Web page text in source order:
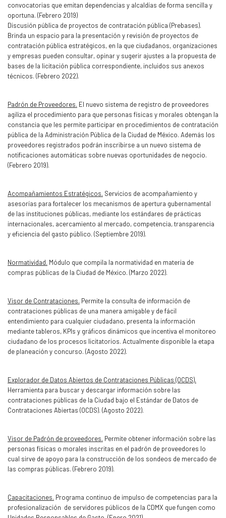
convocatorias que emitan dependencias y alcaldías de forma sencilla y
oportuna. (Febrero 2019)
Discusión pública de proyectos de contratación pública (Prebases).
Brinda un espacio para la presentación y revisión de proyectos de
contratación pública estratégicos, en la que ciudadanos, organizaciones
y empresas pueden consultar, opinar y sugerir ajustes a la propuesta de
bases de la licitación pública correspondiente, incluidos sus anexos
técnicos. (Febrero 2022).
Padrón de Proveedores. El nuevo sistema de registro de proveedores
agiliza el procedimiento para que personas físicas y morales obtengan la
constancia que les permite participar en procedimientos de contratación
pública de la Administración Pública de la Ciudad de México. Además los
proveedores registrados podrán inscribirse a un nuevo sistema de
notificaciones automáticas sobre nuevas oportunidades de negocio.
(Febrero 2019).
Acompañamientos Estratégicos. Servicios de acompañamiento y
asesorías para fortalecer los mecanismos de apertura gubernamental
de las instituciones públicas, mediante los estándares de prácticas
internacionales, acercamiento al mercado, competencia, transparencia
y eficiencia del gasto público. (Septiembre 2019).
Normatividad. Módulo que compila la normatividad en materia de
compras públicas de la Ciudad de México. (Marzo 2022).
Visor de Contrataciones. Permite la consulta de información de
contrataciones públicas de una manera amigable y de fácil
entendimiento para cualquier ciudadano, presenta la información
mediante tableros, KPIs y gráficos dinámicos que incentiva el monitoreo
ciudadano de los procesos licitatorios. Actualmente disponible la etapa
de planeación y concurso. (Agosto 2022).
Explorador de Datos Abiertos de Contrataciones Públicas (OCDS).
Herramienta para buscar y descargar información sobre las
contrataciones públicas de la Ciudad bajo el Estándar de Datos de
Contrataciones Abiertas (OCDS). (Agosto 2022).
Visor de Padrón de proveedores. Permite obtener información sobre las
personas físicas o morales inscritas en el padrón de proveedores lo
cual sirve de apoyo para la construcción de los sondeos de mercado de
las compras públicas. (Febrero 2019).
Capacitaciones. Programa continuo de impulso de competencias para la
profesionalización de servidores públicos de la CDMX que fungen como